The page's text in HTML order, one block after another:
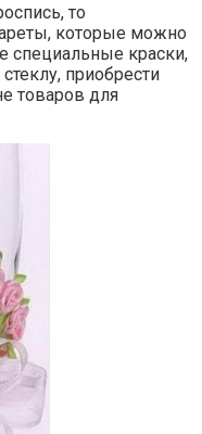
то
которые можно
специальные краски,
приобрести
товаров для